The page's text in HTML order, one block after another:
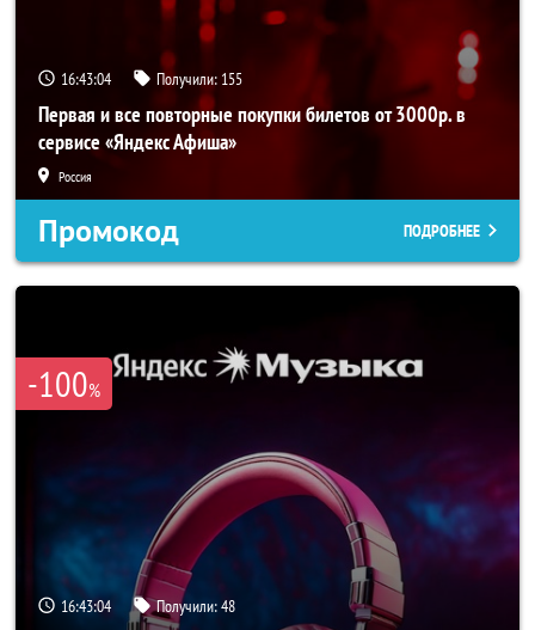
16:43:03 Получили: 155
Первая и все повторные покупки билетов от 3000р. в
сервисе «Яндекс Афиша»
Россия
Промокод ПОДРОБНЕЕ
-100%
16:43:03 Получили:48